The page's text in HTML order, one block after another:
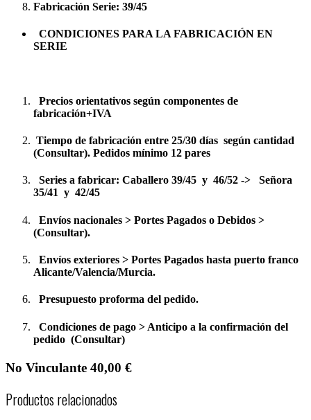
Fabricación Serie: 39/45
CONDICIONES PARA LA FABRICACIÓN EN
SERIE
Precios orientativos según componentes de
fabricación+IVA
Tiempo de fabricación entre 25/30 días según cantidad
(Consultar). Pedidos mínimo 12 pares
Series a fabricar: Caballero 39/45 y 46/52 -> Señora
35/41 y 42/45
Envíos nacionales > Portes Pagados o Debidos >
(Consultar).
Envíos exteriores > Portes Pagados hasta puerto franco
Alicante/Valencia/Murcia.
Presupuesto proforma del pedido.
Condiciones de pago > Anticipo a la confirmación del
pedido (Consultar)
No Vinculante 40,00 €
Productos relacionados